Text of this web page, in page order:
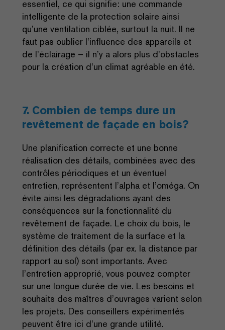
essentiel, ce qui signifie: une commande
intelligente de la protection solaire ainsi
qu’une ventilation ciblée, surtout la nuit. Il ne
faut pas oublier l’influence des appareils et
de l’éclairage – il n’y a alors plus d’obstacles
pour la création d’un climat agréable en été.
7. Combien de temps dure un
revêtement de façade en bois?
Une planification correcte et une bonne
réalisation des détails, combinées avec des
contrôles périodiques et un éventuel
entretien, représentent l’alpha et l’oméga. On
évite ainsi les dégradations ayant des
conséquences sur la fonctionnalité du
revêtement de façade. Le choix du bois, le
système de traitement de la surface et la
définition des détails (par ex. la distance par
rapport au sol) sont importants. Avec
l’entretien approprié, vous pouvez compter
sur une longue durée de vie. Les besoins et
souhaits des maîtres d’ouvrages varient selon
les projets. Des conseillers expérimentés
peuvent être ici d’une grande utilité.